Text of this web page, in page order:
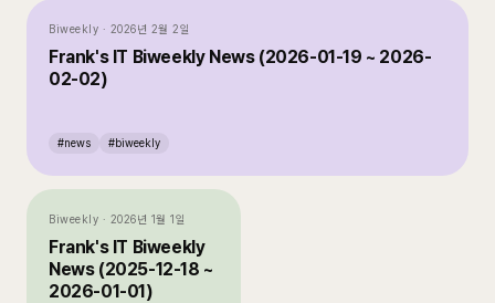
Biweekly · 2026년 2월 2일
Frank's IT Biweekly News (2026-01-19 ~ 2026-
02-02)
#news #biweekly
Biweekly · 2026년 1월 1일
Frank's IT Biweekly
News (2025-12-18 ~
2026-01-01)